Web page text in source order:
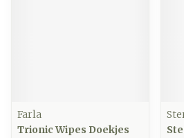
Farla
Trionic Wipes Doekjes